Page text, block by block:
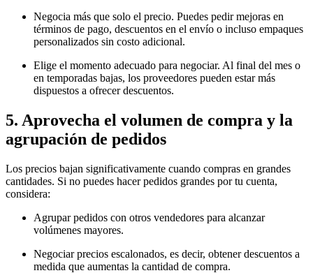
Negocia más que solo el precio. Puedes pedir mejoras en
términos de pago, descuentos en el envío o incluso empaques
personalizados sin costo adicional.
Elige el momento adecuado para negociar. Al final del mes o
en temporadas bajas, los proveedores pueden estar más
dispuestos a ofrecer descuentos.
5. Aprovecha el volumen de compra y la
agrupación de pedidos
Los precios bajan significativamente cuando compras en grandes
cantidades. Si no puedes hacer pedidos grandes por tu cuenta,
considera:
Agrupar pedidos con otros vendedores para alcanzar
volúmenes mayores.
Negociar precios escalonados, es decir, obtener descuentos a
medida que aumentas la cantidad de compra.